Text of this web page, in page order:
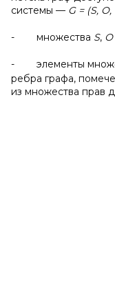
системы — G = (S, O,
- множества S, О
- элементы
ребра графа,
из множества прав